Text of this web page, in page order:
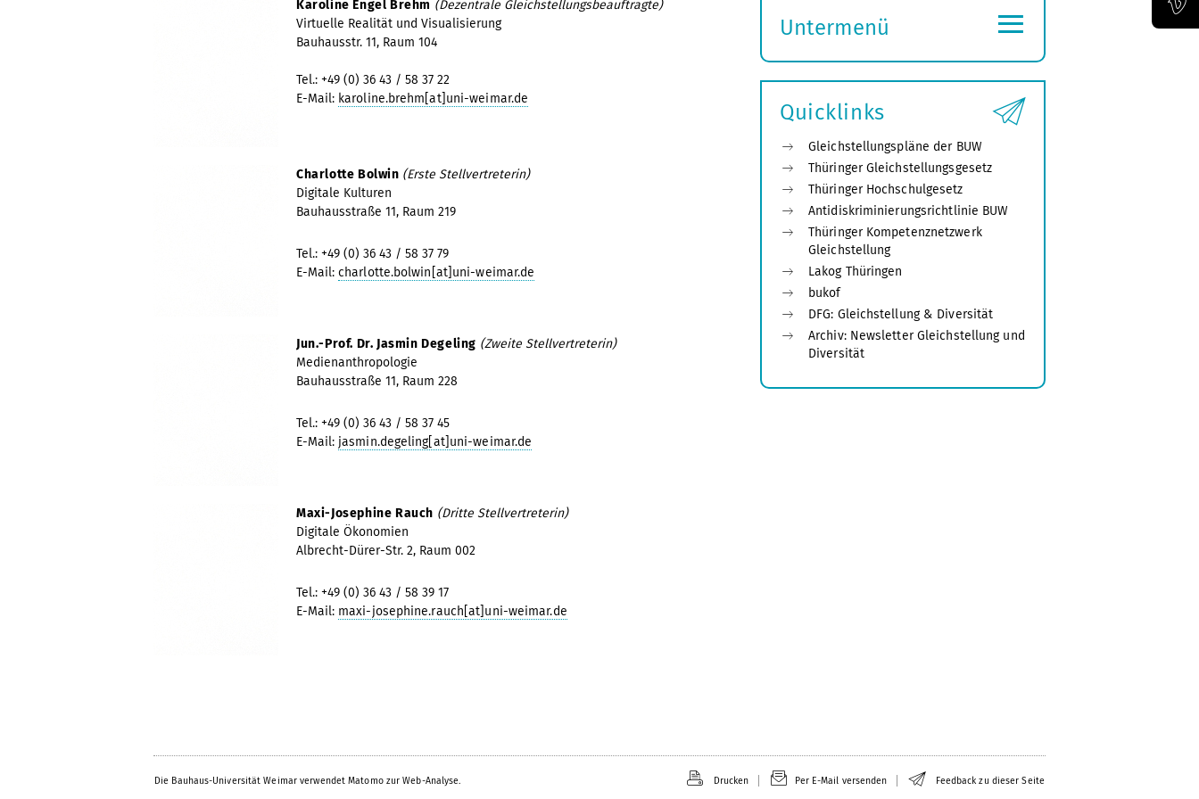
Karoline Engel Brehm (Dezentrale Gleichstellungsbeauftragte)
Virtuelle Realität und Visualisierung
Bauhausstr. 11, Raum 104
Tel.: +49 (0) 36 43 / 58 37 22
E-Mail: karoline.brehm[at]uni-weimar.de
Charlotte Bolwin (Erste Stellvertreterin)
Digitale Kulturen
Bauhausstraße 11, Raum 219
Tel.: +49 (0) 36 43 / 58 37 79
E-Mail: charlotte.bolwin[at]uni-weimar.de
Jun.-Prof. Dr. Jasmin Degeling (Zweite Stellvertreterin)
Medienanthropologie
Bauhausstraße 11, Raum 228
Tel.: +49 (0) 36 43 / 58 37 45
E-Mail: jasmin.degeling[at]uni-weimar.de
Maxi-Josephine Rauch (Dritte Stellvertreterin)
Digitale Ökonomien
Albrecht-Dürer-Str. 2, Raum 002
Tel.: +49 (0) 36 43 / 58 39 17
E-Mail: maxi-josephine.rauch[at]uni-weimar.de
Untermenü
öffnen
≡
Quicklinks
Gleichstellungspläne der BUW
Thüringer Gleichstellungsgesetz
Thüringer Hochschulgesetz
Antidiskriminierungsrichtlinie BUW
Thüringer Kompetenznetzwerk
Gleichstellung
Lakog Thüringen
bukof
DFG: Gleichstellung & Diversität
Archiv: Newsletter Gleichstellung und
Diversität
Die Bauhaus-Universität Weimar verwendet Matomo zur Web-Analyse. Drucken Per E-Mail versenden Feedback zu dieser Seite